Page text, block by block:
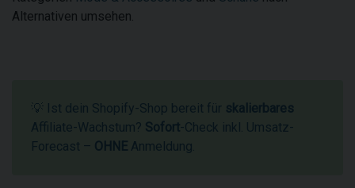
Alternativen umsehen.
💡 Ist dein Shopify-Shop bereit für skalierbares
Affiliate-Wachstum? Sofort-Check inkl. Umsatz-
Forecast – OHNE Anmeldung.